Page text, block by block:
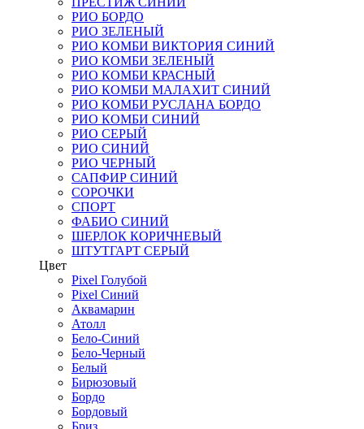
РИО БОРДО
РИО ЗЕЛЕНЫЙ
РИО КОМБИ ВИКТОРИЯ СИНИЙ
РИО КОМБИ ЗЕЛЕНЫЙ
РИО КОМБИ КРАСНЫЙ
РИО КОМБИ МАЛАХИТ СИНИЙ
РИО КОМБИ РУСЛАНА БОРДО
РИО КОМБИ СИНИЙ
РИО СЕРЫЙ
РИО СИНИЙ
РИО ЧЕРНЫЙ
САПФИР СИНИЙ
СОРОЧКИ
СПОРТ
ФАБИО СИНИЙ
ШЕРЛОК КОРИЧНЕВЫЙ
ШТУТГАРТ СЕРЫЙ
Цвет
Pixel Голубой
Pixel Синий
Аквамарин
Атолл
Бело-Синий
Бело-Черный
Белый
Бирюзовый
Бордо
Бордовый
Бриз